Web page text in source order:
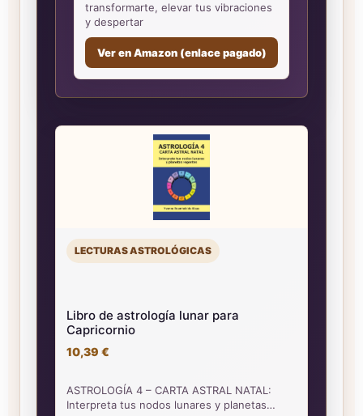
transformarte, elevar tus vibraciones
y despertar
Ver en Amazon (enlace pagado)
LECTURAS ASTROLÓGICAS
Libro de astrología lunar para
Capricornio
10,39 €
ASTROLOGÍA 4 – CARTA ASTRAL NATAL:
Interpreta tus nodos lunares y planetas…